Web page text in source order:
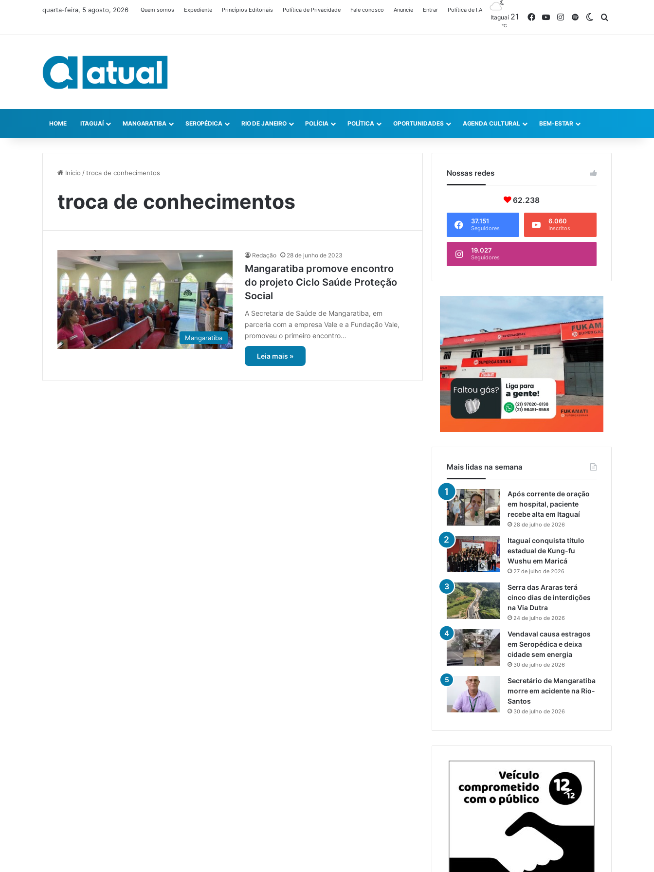
quarta-feira, 5 agosto, 2026 Quem somos Expediente Princípios Editoriais Política de Privacidade Fale conosco Anuncie Entrar Política de I.A
Itaguaí 21
℃
FacebookYouTubeInstagram
SpotifySwitch skin
HOME ITAGUAÍ MANGARATIBA SEROPÉDICA RIO DE JANEIRO POLÍCIA POLÍTICA OPORTUNIDADES AGENDA CULTURAL BEM-ESTAR
Início /troca de conhecimentos
troca de conhecimentos
Mangaratiba
Redação 28 de junho de 2023
Mangaratiba promove encontro
do projeto Ciclo Saúde Proteção
Social
A Secretaria de Saúde de Mangaratiba, em
parceria com a empresa Vale e a Fundação Vale,
promoveu o primeiro encontro…
Leia mais »
Nossas redes
62.238
37.151
Seguidores
6.060
Inscritos
19.027
Seguidores
Mais lidas na semana
Após corrente de oração
em hospital, paciente
recebe alta em Itaguaí
28 de julho de 2026
Itaguaí conquista título
estadual de Kung-fu
Wushu em Maricá
27 de julho de 2026
Serra das Araras terá
cinco dias de interdições
na Via Dutra
24 de julho de 2026
Vendaval causa estragos
em Seropédica e deixa
cidade sem energia
30 de julho de 2026
Secretário de Mangaratiba
morre em acidente na Rio-
Santos
30 de julho de 2026